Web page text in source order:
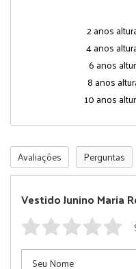
2 anos
4 anos
6 anos
8 anos
10 anos
Avaliações Perguntas
Vestido Junino Maria